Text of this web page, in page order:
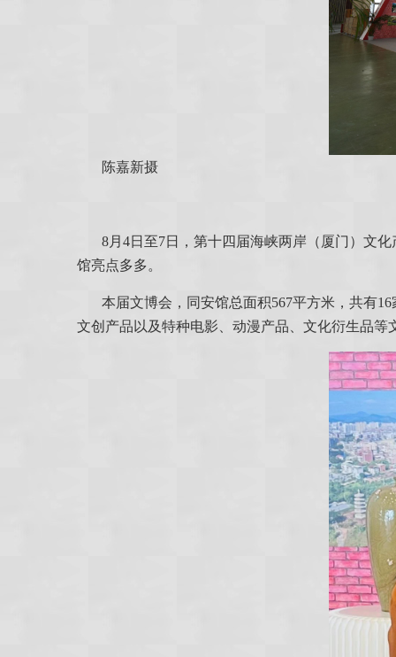
陈嘉新摄
8月4日至7日，第十四届海峡两岸（厦门）文
馆亮点多多。
本届文博会，同安馆总面积567平方米，共有
文创产品以及特种电影、动漫产品、文化衍生品